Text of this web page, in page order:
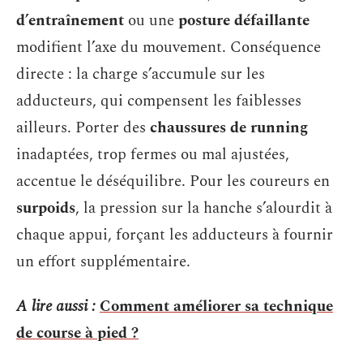
d’entraînement ou uneposture défaillante
modifient l’axe du mouvement. Conséquence
directe : la charge s’accumule sur les
adducteurs, qui compensent les faiblesses
ailleurs. Porter des chaussures de running
inadaptées, trop fermes ou mal ajustées,
accentue le déséquilibre. Pour les coureurs en
surpoids, la pression sur la hanche s’alourdit à
chaque appui, forçant les adducteurs à fournir
un effort supplémentaire.
A lire aussi :Comment améliorer sa technique
de course à pied ?